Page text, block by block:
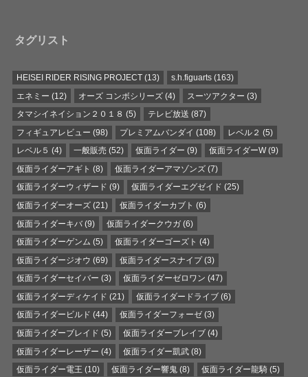
タグリスト
HEISEI RIDER RISING PROJECT(13) s.h.figuarts (163)
エネミー (12) オーズ コンボシリーズ (4) スーツアクター (3)
タマシイネイション２０１８ (5) テレビ放送 (87)
フィギュアレビュー (98) プレミアムバンダイ (108) レベル２ (5)
レベル５ (4) 一般販売 (52) 仮面ライダー (9) 仮面ライダーW(9)
仮面ライダーアギト (8) 仮面ライダーアマゾンズ (7)
仮面ライダーウィザード (9) 仮面ライダーエグゼイド (25)
仮面ライダーオーズ(21) 仮面ライダーカブト (6)
仮面ライダーキバ(9) 仮面ライダークウガ (6)
仮面ライダーゲンム (5) 仮面ライダーゴーズト (4)
仮面ライダージオウ (69) 仮面ライダースナイプ(3)
仮面ライダーセイバー (3) 仮面ライダーゼロワン (47)
仮面ライダーディケイド (21) 仮面ライダードライブ (6)
仮面ライダービルド (44) 仮面ライダーフォーゼ (3)
仮面ライダーブレイド (5) 仮面ライダーブレイブ (4)
仮面ライダーレーザー (4) 仮面ライダー凱武 (8)
仮面ライダー電王 (10) 仮面ライダー響鬼 (8) 仮面ライダー龍騎 (5)